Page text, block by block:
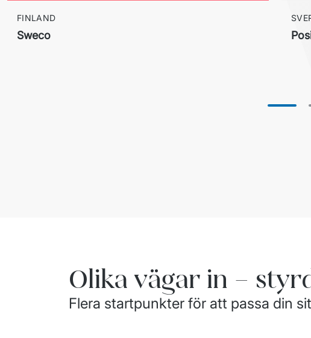
FINLAND
Sweco
Olika vägar in –
Flera startpunkter för att passa din